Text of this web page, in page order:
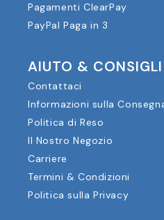
Pagamenti ClearPay
PayPal Paga in 3
AIUTO & CONSIGLI
Contattaci
Informazioni sulla
Politica di Reso
Il Nostro Negozio
Carriere
Termini & Condizioni
Politica sulla Privacy